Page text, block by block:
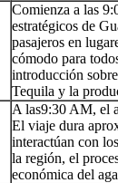
Comienza a las
estratégicos de
pasajeros en
cómodo para
introducción
Tequila y la
A las9:30 AM, el
El viaje dura
interactúan con
la región, el
económica del